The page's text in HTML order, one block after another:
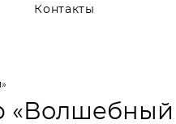
Контакты
«Волшебный